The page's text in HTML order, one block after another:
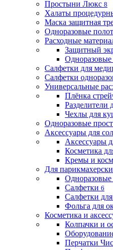
Простыни Люкс 8
Халаты
Маска защитная
Одноразовые
Расходные
Защитный
Одноразовые
Салфетки для
Салфетки
Универсальные
Плёнка
Разделители
Чехлы для
Одноразовые
Аксессуары для
Аксессуары
Косметика
Кремы и
Для
Салфетки 6
Салфетки
Фольга для
Косметика и
Колпачки и
Перчатки